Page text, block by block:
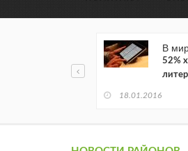
В
52%
18.01.2016